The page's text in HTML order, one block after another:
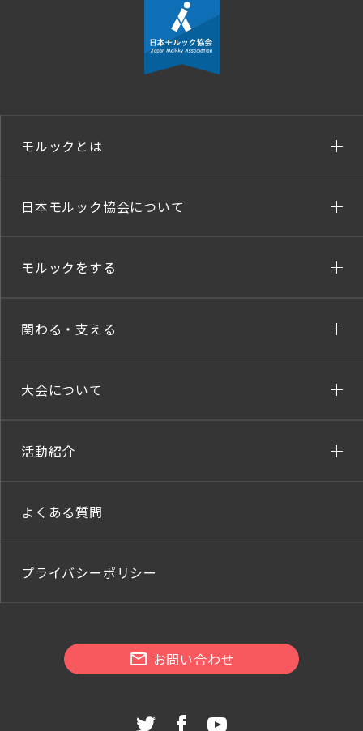
モルックとは
日本モルック協会について
モルックをする
関わる・支える
大会について
活動紹介
よくある質問
プライバシーポリシー
お問い合わせ